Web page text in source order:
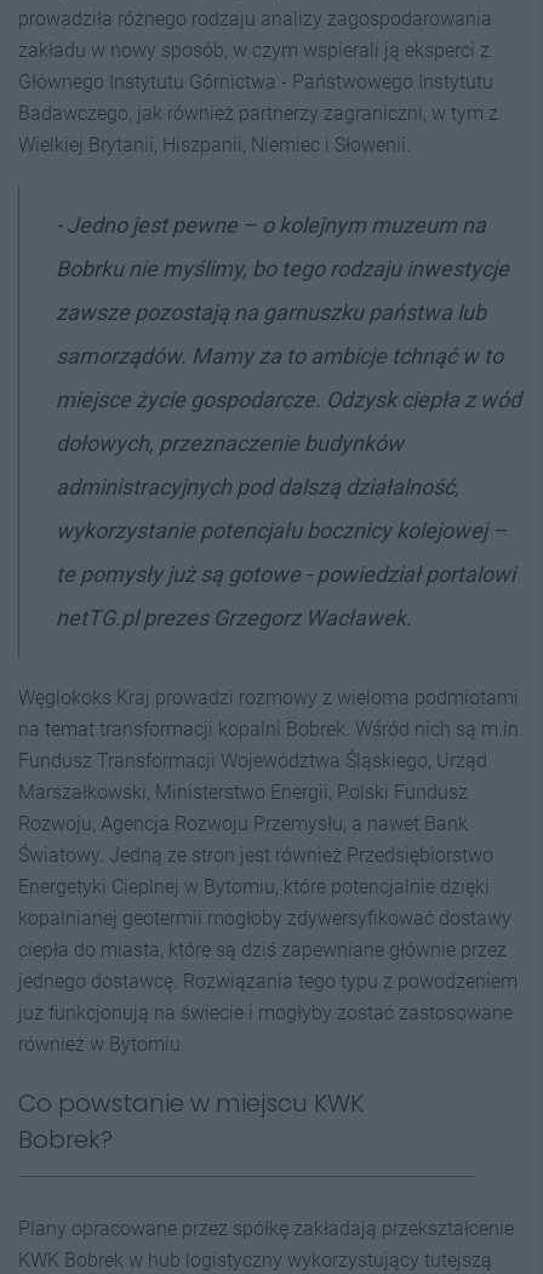
prowadziła różnego rodzaju analizy zagospodarowania
zakładu w nowy sposób, w czym wspierali ją eksperci z
Głównego Instytutu Górnictwa - Państwowego Instytutu
Badawczego, jak również partnerzy zagraniczni, w tym z
Wielkiej Brytanii, Hiszpanii, Niemiec i Słowenii.
- Jedno jest pewne – o kolejnym muzeum na
Bobrku nie myślimy, bo tego rodzaju inwestycje
zawsze pozostają na garnuszku państwa lub
samorządów. Mamy za to ambicje tchnąć w to
miejsce życie gospodarcze. Odzysk ciepła z wód
dołowych, przeznaczenie budynków
administracyjnych pod dalszą działalność,
wykorzystanie potencjału bocznicy kolejowej –
te pomysły już są gotowe - powiedział portalowi
netTG.pl prezes Grzegorz Wacławek.
Węglokoks Kraj prowadzi rozmowy z wieloma podmiotami
na temat transformacji kopalni Bobrek. Wśród nich są m.in.
Fundusz Transformacji Województwa Śląskiego, Urząd
Marszałkowski, Ministerstwo Energii, Polski Fundusz
Rozwoju, Agencja Rozwoju Przemysłu, a nawet Bank
Światowy. Jedną ze stron jest również Przedsiębiorstwo
Energetyki Cieplnej w Bytomiu, które potencjalnie dzięki
kopalnianej geotermii mogłoby zdywersyfikować dostawy
ciepła do miasta, które są dziś zapewniane głównie przez
jednego dostawcę. Rozwiązania tego typu z powodzeniem
już funkcjonują na świecie i mogłyby zostać zastosowane
również w Bytomiu.
Co powstanie w miejscu KWK
Bobrek?
Plany opracowane przez spółkę zakładają przekształcenie
KWK Bobrek w hub logistyczny wykorzystujący tutejszą